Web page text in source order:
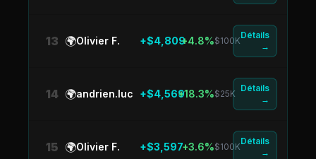
13 🌍Olivier F. +$4,809+4.8%$100K
Détails
→
14 🌍andrien.luc +$4,569+18.3%$25K
Détails
→
15 🌍Olivier F. +$3,597+3.6%$100K
Détails
→